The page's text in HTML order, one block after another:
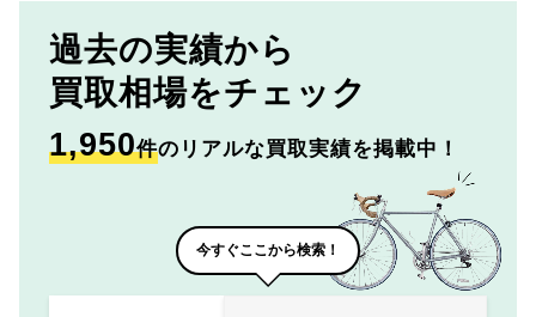
過去の実績から
買取相場をチェック
1,950件のリアルな買取実績を掲載中！
今すぐここから検索！